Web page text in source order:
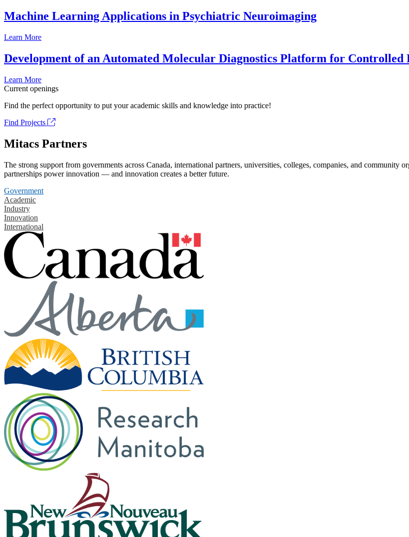
Machine Learning Applications in Psychiatric Neuroimaging
Learn More
Development of an Automated Molecular Diagnostics Platform for
Learn More
Current openings
Find the perfect opportunity to put your academic skills and knowledge into practice!
Find Projects
Mitacs Partners
The strong support from governments across Canada, international partners, universities, colleges, companies, and community
partnerships power innovation — and innovation creates a better future.
Government
Academic
Industry
Innovation
International